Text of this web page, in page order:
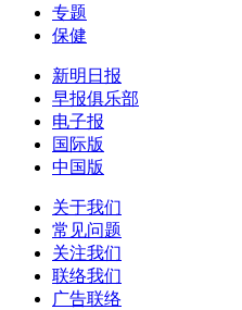
专题
保健
新明日报
早报俱乐部
电子报
国际版
中国版
关于我们
常见问题
关注我们
联络我们
广告联络